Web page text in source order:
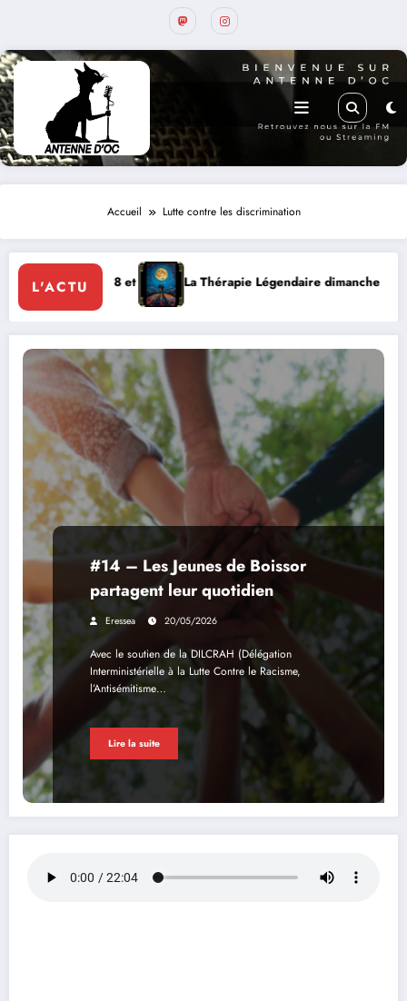
Accueil Lutte contre les discrimination
L'ACTU
le 8 et 9 août La Thérapie Légendaire dimanche 9 à Prayssac
#14 – Les Jeunes de Boissor
partagent leur quotidien
Eressea 20/05/2026
Avec le soutien de la DILCRAH (Délégation
Interministérielle à la Lutte Contre le Racisme,
l’Antisémitisme…
Lire la suite